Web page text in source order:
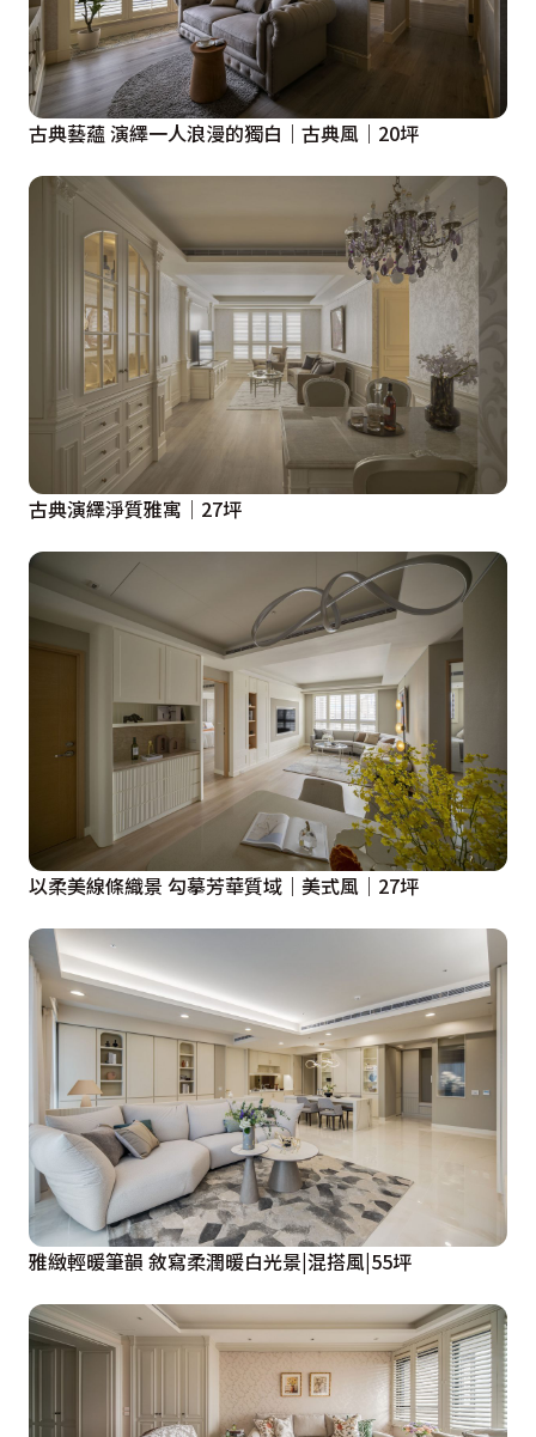
針對要求嚴謹的無菌手術室，設計師進一步權衡設備間距
與護理動線，全面配置全自動門系統以實現無接觸進出，
並優化自手術室至恢復室的病床移載路徑，將術後舒適與
安全納入縝密規劃，築起醫療品質與安全的堅實防線。
古典藝蘊 演繹一人浪漫的獨白｜古典風｜20坪
古典演繹淨質雅寓│27坪
以柔美線條織景 勾摹芳華質域｜美式風｜27坪
雅緻輕暖筆韻 敘寫柔潤暖白光景|混搭風|55坪